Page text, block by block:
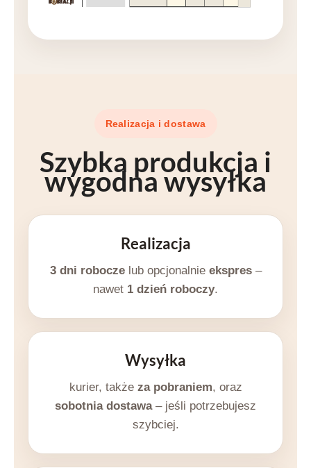
Realizacja i dostawa
Szybka produkcja i
wygodna wysyłka
Realizacja
3 dni roboczelub opcjonalnie ekspres–
nawet 1 dzień roboczy.
Wysyłka
kurier, także za pobraniem, oraz
sobotnia dostawa– jeśli potrzebujesz
szybciej.